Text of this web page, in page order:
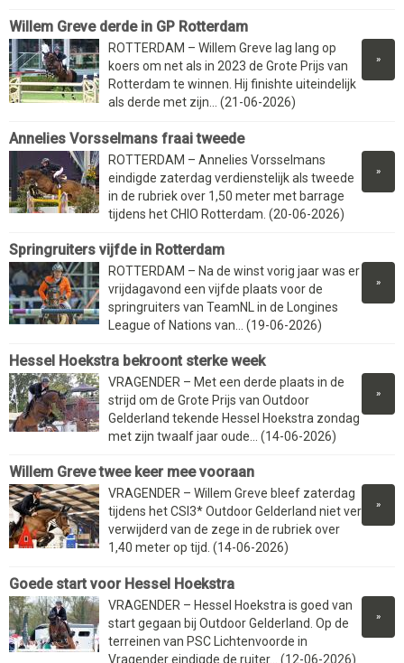
Willem Greve derde in GP Rotterdam
»
ROTTERDAM – Willem Greve lag lang op
koers om net als in 2023 de Grote Prijs van
Rotterdam te winnen. Hij finishte uiteindelijk
als derde met zijn... (21-06-2026)
Annelies Vorsselmans fraai tweede
»
ROTTERDAM – Annelies Vorsselmans
eindigde zaterdag verdienstelijk als tweede
in de rubriek over 1,50 meter met barrage
tijdens het CHIO Rotterdam. (20-06-2026)
Springruiters vijfde in Rotterdam
»
ROTTERDAM – Na de winst vorig jaar was er
vrijdagavond een vijfde plaats voor de
springruiters van TeamNL in de Longines
League of Nations van... (19-06-2026)
Hessel Hoekstra bekroont sterke week
»
VRAGENDER – Met een derde plaats in de
strijd om de Grote Prijs van Outdoor
Gelderland tekende Hessel Hoekstra zondag
met zijn twaalf jaar oude... (14-06-2026)
Willem Greve twee keer mee vooraan
»
VRAGENDER – Willem Greve bleef zaterdag
tijdens het CSI3* Outdoor Gelderland niet ver
verwijderd van de zege in de rubriek over
1,40 meter op tijd. (14-06-2026)
Goede start voor Hessel Hoekstra
»
VRAGENDER – Hessel Hoekstra is goed van
start gegaan bij Outdoor Gelderland. Op de
terreinen van PSC Lichtenvoorde in
Vragender eindigde de ruiter... (12-06-2026)